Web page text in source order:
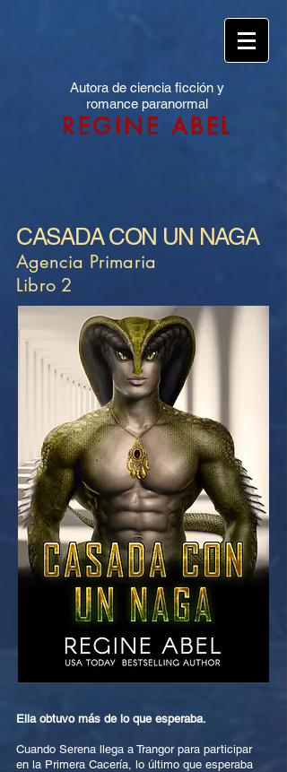
Autora de ciencia ficción y
romance paranormal
REGINE ABEL
CASADA CON UN NAGA
Agencia Primaria
Libro 2
Ella obtuvo más de lo que esperaba.
Cuando Serena llega a Trangor para participar
en la Primera Cacería, lo último que esperaba